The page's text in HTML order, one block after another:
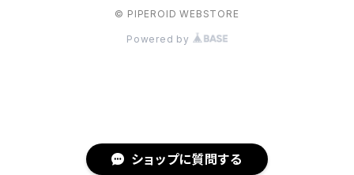
ショップに質問する
© PIPEROID WEBSTORE
Powered by